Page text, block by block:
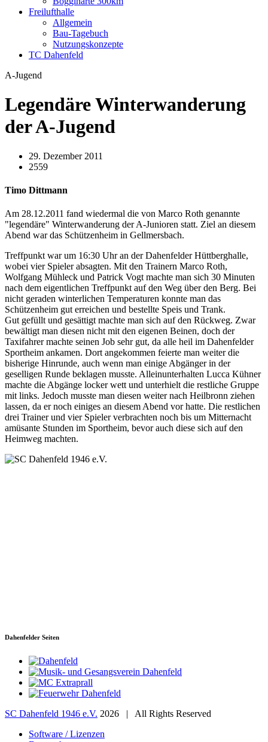
Freilufthalle
Allgemein
Bau-Tagebuch
Nutzungskonzepte
TC Dahenfeld
A-Jugend
Legendäre Winterwanderung
der A-Jugend
29. Dezember 2011
2559
Timo Dittmann
Am 28.12.2011 fand wiedermal die von Marco Roth genannte
"legendäre" Winterwanderung der A-Junioren statt. Ziel an diesem
Abend war das Schützenheim in Gellmersbach.
Treffpunkt war um 16:30 Uhr an der Dahenfelder Hüttberghalle,
wobei vier Spieler absagten. Mit den Trainern Marco Roth,
Wolfgang Mühleck und Patrick Vogt machte man sich 30 Minuten
nach dem eigentlichen Treffpunkt auf den Weg über den Berg. Bei
nicht geraden winterlichen Temperaturen konnte man das
Schützenheim gut erreichen und bestellte Speis und Trank.
Gut gefüllt und gesättigt machte man sich auf den Rückweg. Zwar
bewältigt man diesen nicht mit den eigenen Beinen, doch der
Taxifahrer machte seinen Job sehr gut, da alle heil im Dahenfelder
Sportheim ankamen. Dort angekommen feierte man weiter die
bisherige Hinrunde, auch wenn man einige Abgänger in der
geselligen Runde beklagen musste. Alleinunterhalten Lucca Kühner
machte die Abgänge locker wett und unterhielt die restliche Gruppe
mit links. Jedoch musste man diesen weiter nach Heilbronn ziehen
lassen, da er noch einiges an diesem Abend vor hatte. Die restlichen
drei Trainer und vier Spieler verbrachten noch bis um Mitternacht
amüsante Stunden im Sportheim, bevor auch diese sich auf den
Heimweg machten.
Dahenfelder Seiten
SC Dahenfeld 1946 e.V. 2026 | All Rights Reserved
Software / Lizenzen